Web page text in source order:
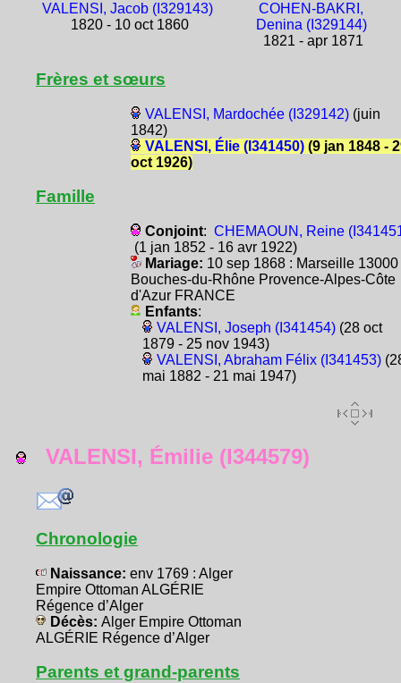
VALENSI, Jacob (I329143)
1820 - 10 oct 1860
COHEN-BAKRI,
Denina (I329144)
1821 - apr 1871
Frères et sœurs
VALENSI, Mardochée (I329142)(juin
1842)
VALENSI, Élie (I341450)(9 jan 1848 -
oct 1926)
Famille
Conjoint: CHEMAOUN, Reine
(1 jan 1852 - 16 avr 1922)
Mariage: 10 sep 1868 : Marseille 13000
Bouches-du-Rhône Provence-Alpes-Côte
d'Azur FRANCE
Enfants:
VALENSI, Joseph (I341454)(28 oct
1879 - 25 nov 1943)
VALENSI, Abraham Félix (I341453)
mai 1882 - 21 mai 1947)
VALENSI, Émilie (I344579)
Chronologie
Naissance: env 1769 : Alger
Empire Ottoman ALGÉRIE
Régence d’Alger
Décès: Alger Empire Ottoman
ALGÉRIE Régence d’Alger
Parents et grand-parents